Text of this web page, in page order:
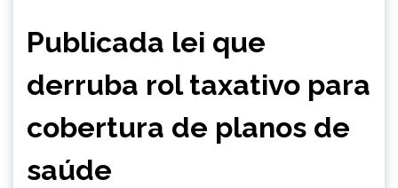
NOTÍCIAS
Publicada lei que
derruba rol taxativo para
cobertura de planos de
saúde